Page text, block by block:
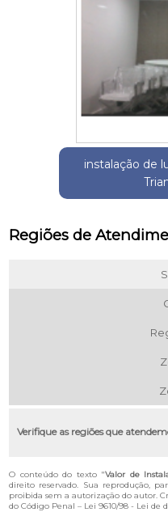
instalação de
Regiões de
Verifique as regiões que
O conteúdo do texto "Valor de
direito reservado. Sua reprodução,
proibida sem a autorização do autor.
do Código Penal – Lei 9610/98 - Lei de